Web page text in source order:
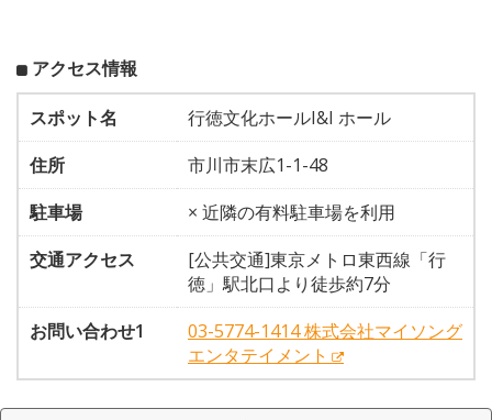
アクセス情報
スポット名
行徳文化ホールI&I ホール
住所
市川市末広1-1-48
駐車場
× 近隣の有料駐車場を利用
交通アクセス
[公共交通]東京メトロ東西線「行
徳」駅北口より徒歩約7分
お問い合わせ1
03-5774-1414 株式会社マイソング
エンタテイメント